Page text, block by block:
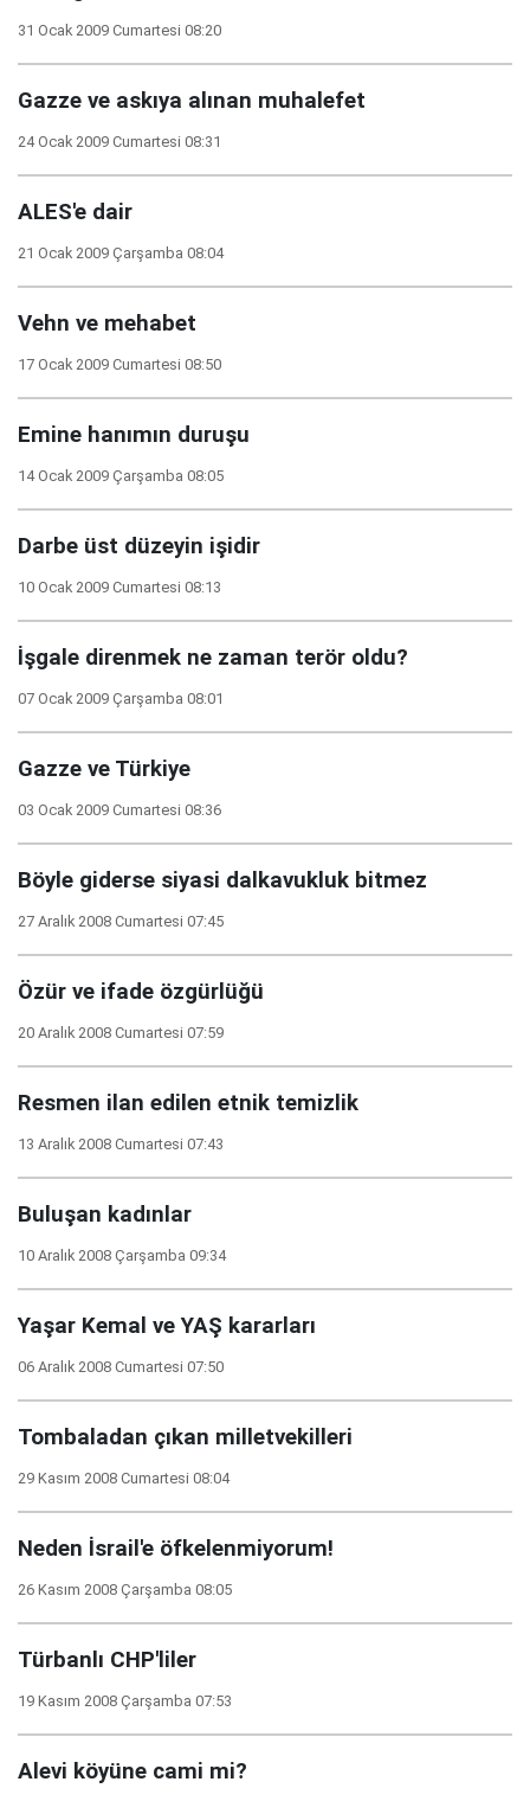
31 Ocak 2009 Cumartesi 08:20
Gazze ve askıya alınan muhalefet
24 Ocak 2009 Cumartesi 08:31
ALES'e dair
21 Ocak 2009 Çarşamba 08:04
Vehn ve mehabet
17 Ocak 2009 Cumartesi 08:50
Emine hanımın duruşu
14 Ocak 2009 Çarşamba 08:05
Darbe üst düzeyin işidir
10 Ocak 2009 Cumartesi 08:13
İşgale direnmek ne zaman terör oldu?
07 Ocak 2009 Çarşamba 08:01
Gazze ve Türkiye
03 Ocak 2009 Cumartesi 08:36
Böyle giderse siyasi dalkavukluk bitmez
27 Aralık 2008 Cumartesi 07:45
Özür ve ifade özgürlüğü
20 Aralık 2008 Cumartesi 07:59
Resmen ilan edilen etnik temizlik
13 Aralık 2008 Cumartesi 07:43
Buluşan kadınlar
10 Aralık 2008 Çarşamba 09:34
Yaşar Kemal ve YAŞ kararları
06 Aralık 2008 Cumartesi 07:50
Tombaladan çıkan milletvekilleri
29 Kasım 2008 Cumartesi 08:04
Neden İsrail'e öfkelenmiyorum!
26 Kasım 2008 Çarşamba 08:05
Türbanlı CHP'liler
19 Kasım 2008 Çarşamba 07:53
Alevi köyüne cami mi?